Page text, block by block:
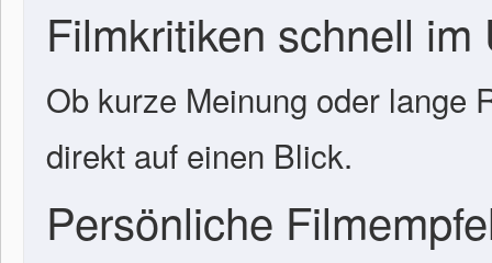
Filmkritiken schnell im
Ob kurze Meinung oder lange
direkt auf einen Blick.
Persönliche